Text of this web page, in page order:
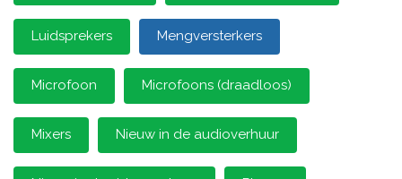
Luidsprekers Mengversterkers
Microfoon Microfoons (draadloos)
Mixers Nieuw in de audioverhuur